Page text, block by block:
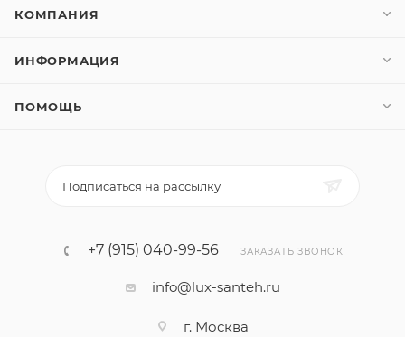
КОМПАНИЯ
ИНФОРМАЦИЯ
ПОМОЩЬ
Подписаться на рассылку
+7 (915) 040-99-56 ЗАКАЗАТЬ ЗВОНОК
info@lux-santeh.ru
г. Москва